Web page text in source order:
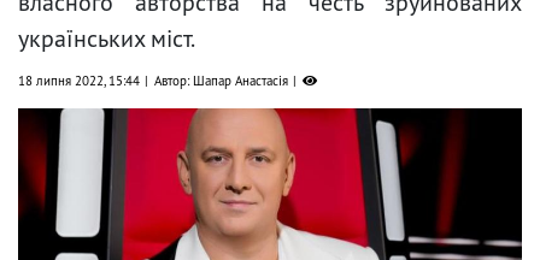
українських міст.
18 липня 2022, 15:44 Автор: Шапар Анастасія